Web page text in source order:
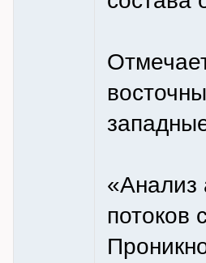
«Анализ
потоков